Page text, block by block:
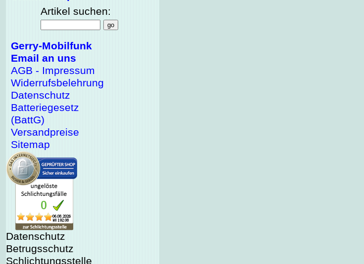
Artikel suchen:
Gerry-Mobilfunk
Email an uns
AGB - Impressum
Widerrufsbelehrung
Datenschutz
Batteriegesetz
(BattG)
Versandpreise
Sitemap
Datenschutz
Betrugsschutz
Schlichtungsstelle